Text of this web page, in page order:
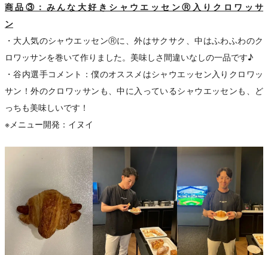
商品③：みんな大好きシャウエッセンⓇ入りクロワッサ
ン
・大人気のシャウエッセンⓇに、外はサクサク、中はふわふわのク
ロワッサンを巻いて作りました。美味しさ間違いなしの一品です♪
・谷内選手コメント：僕のオススメはシャウエッセン入りクロワッ
サン！外のクロワッサンも、中に入っているシャウエッセンも、ど
っちも美味しいです！
※メニュー開発：イヌイ